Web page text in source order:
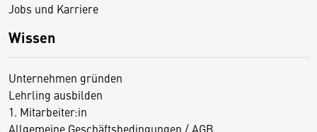
Jobs und Karriere
Wissen
Unternehmen gründen
Lehrling ausbilden
1. Mitarbeiter:in
Allgemeine Geschäftsbedingungen / AGB